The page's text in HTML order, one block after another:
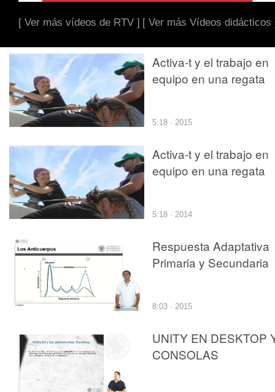
[ Ver más vídeos de RTV ] [ Ver más Vídeos didácticos
Activa-t y el trabajo en
equipo en una regata
5:18 · 2015
Activa-t y el trabajo en
equipo en una regata
5:18 · 2014
Respuesta Adaptativa
Primaria y Secundaria
8:03 · 2015
UNITY EN DESKTOP
CONSOLAS